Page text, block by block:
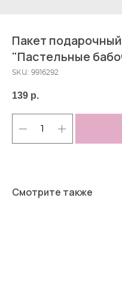
Пакет
"Пастельные
SKU: 9916292
139 р.
Смотрите также